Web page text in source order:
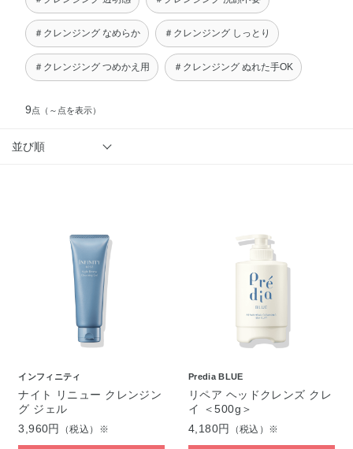
＃クレンジング なめらか ＃クレンジング しっとり
＃クレンジング つめかえ用 ＃クレンジング ぬれた手OK
9点 （～点を表示）
並び順
インフィニティ
ナイト リニュー クレンジン
グ ジェル
3,960円
（税込）※
Predia BLUE
リペア ヘッドクレンズ クレ
イ ＜500g＞
4,180円
（税込）※